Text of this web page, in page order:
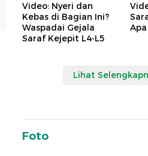
Video: Nyeri dan
Kebas di Bagian Ini?
Waspadai Gejala
Saraf Kejepit L4-L5
Lihat
Foto